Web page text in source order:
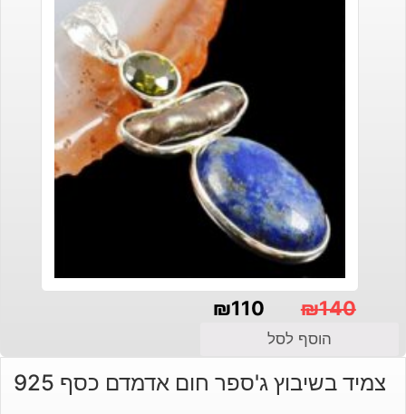
₪140
המקורי
היה:
₪110
הנוכחי
הוא:
הוסף לסל
צמיד בשיבוץ ג'ספר חום אדמדם כסף 925